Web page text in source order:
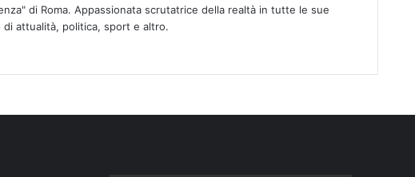
di Roma. Appassionata scrutatrice della realtà in tutte le sue
attualità, politica, sport e altro.